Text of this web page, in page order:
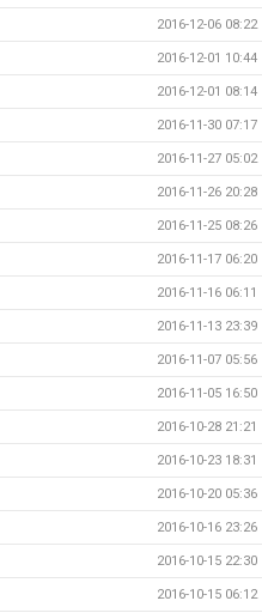
2016-12-06 08:22
2016-12-01 10:44
2016-12-01 08:14
2016-11-30 07:17
2016-11-27 05:02
2016-11-26 20:28
2016-11-25 08:26
2016-11-17 06:20
2016-11-16 06:11
2016-11-13 23:39
2016-11-07 05:56
2016-11-05 16:50
2016-10-28 21:21
2016-10-23 18:31
2016-10-20 05:36
2016-10-16 23:26
2016-10-15 22:30
2016-10-15 06:12